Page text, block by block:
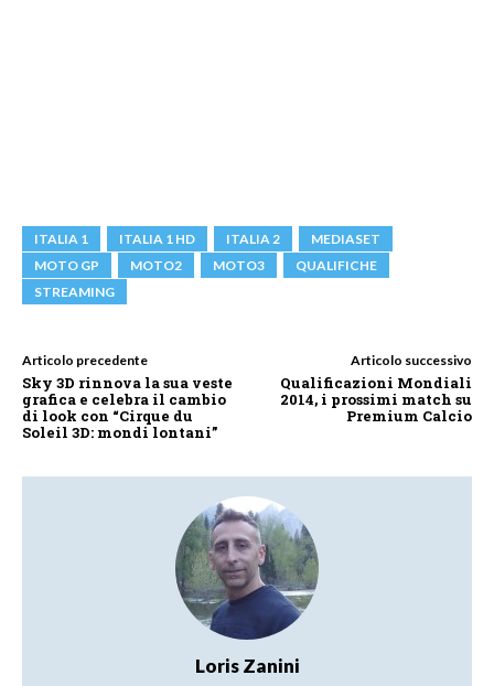
ITALIA 1 ITALIA 1 HD ITALIA 2
MEDIASET
MOTO GP
MOTO2 MOTO3
QUALIFICHE
STREAMING
Articolo precedente
Sky 3D rinnova la sua veste
grafica e celebra il cambio
di look con “Cirque du
Soleil 3D: mondi lontani”
Articolo successivo
Qualificazioni Mondiali
2014, i prossimi match su
Premium Calcio
Loris Zanini